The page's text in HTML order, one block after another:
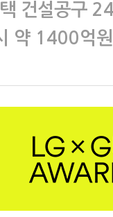
건설공구
약 1400억